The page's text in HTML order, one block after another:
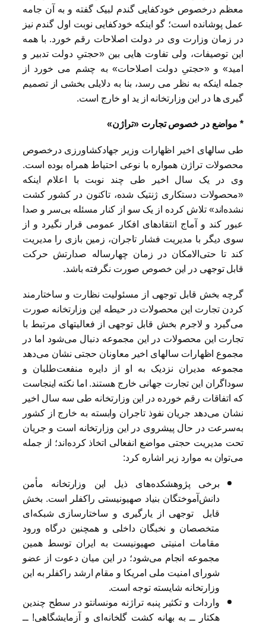
معظم درخصوص خودکفایی گندم لبیک گفته و به آن جامه
عمل پوشانده است؛ گو اینکه خودکفایی نوبت اول گندم نیز
در زمان وزارت وی در دولت اصلاحات رقم خورد. با همه
این توصیفات، ولی تفاوت هایی بین «حجتیِ دولت تدبیر و
امید» و «حجتیِ دولت اصلاحات» به چشم می خورد از
جمله اینکه به نظر می رسد، بنا به دلایلی بخشی از تصمیم
گیری ها در این وزارتخانه از ید او خارج است.
* مواضع در خصوص تجارت «تراژن»
طی سالهای اخیر اظهارات وزیر جهادکشاورزی درخصوص
محصولات تراژن همواره با نوعی احتیاط همراه بوده است.
وی در یک سال اخیر طی چند نوبت با اعلام اینکه
«محصولات دستکاری ژنتیک شده، تاکنون در کشور کشت
نشده‌اند» تلاش کرده از یک سو از کنار مسئله بی‌سر و صدا
عبور کند و آماج انتقادهای افکار عمومی قرار نگیرد و از
سوی دیگر با مدیریت فشار تاجران، زمین بازی را مدیریت
کند تا حتی‌الامکان در زمان چهارساله صدارتش حرکت
قابل توجهی در این خصوص صورت نگرفته باشد.
گرچه بخش قابل توجهی از مسئولیت نظارت و ساختارمند
کردن تجارت این محصولات در حیطه این وزارتخانه صورت
می‌گیرد و لاجرم بخش قابل توجهی از فعالیتهای مرتبط با
تجارت این محصولات در این مجموعه دنبال می‌شود اما در
مجموع اظهارات سالهای اخیر معاونان حجتی نشان می‌دهد
مجموعه مدیران نزدیک به او از دایره منفعت‌طلبان و
سوداگران این تجارت جهانی خارج هستند. اما نکته اینجاست
که اتفاقات رقم خورده در این وزارتخانه طی سه سال اخیر
نشان می‌دهد جریان نفوذ تاجران وابسته به خارج از کشور
به‌سرعت در حال پیشروی در این وزارتخانه است و جریان
تحت مدیریت حجتی مواضع انفعالی اتخاذ کرده‌اند؛ از جمله
می‌توان به موارد زیر اشاره کرد:
برخی پژوهشکده‌های ذیل این وزارتخانه مأمن
دانش‌آموختگان بنیاد صهیونیستی راکفلر است. بخش
قابل توجهی از یارگیری و ساختارسازی شبکه‌ای
متخصصان و نخبگان داخلی و همچنین درگاه ورود
مقامات امنیتی صهیونیست به ایران توسط همین
مجموعه انجام‌ می‌شود؛ در این میان دعوت از عضو
شورای امنیت ملی امریکا و مقام ارشد راکفلر به این
وزارتخانه شایسته توجه است.
واردات و تکثیر پنبه تراژنه مونسانتو در سطح چندین
هکتار ــ به بهانه کشت گلخانه‌ای و آزمایشگاهی! ــ